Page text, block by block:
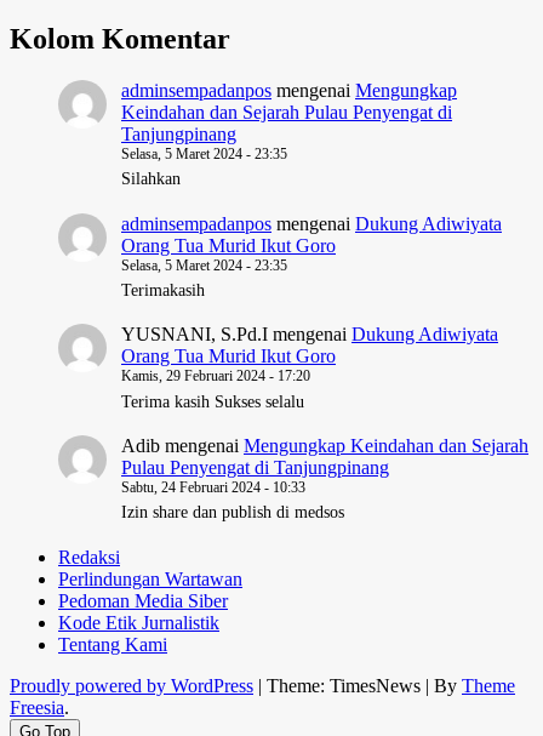
Kolom Komentar
adminsempadanpos mengenai Mengungkap
Keindahan dan Sejarah Pulau Penyengat di
Tanjungpinang
Selasa, 5 Maret 2024 - 23:35
Silahkan
adminsempadanpos mengenai Dukung Adiwiyata
Orang Tua Murid Ikut Goro
Selasa, 5 Maret 2024 - 23:35
Terimakasih
YUSNANI, S.Pd.I mengenai Dukung Adiwiyata
Orang Tua Murid Ikut Goro
Kamis, 29 Februari 2024 - 17:20
Terima kasih Sukses selalu
Adib mengenai Mengungkap Keindahan dan Sejarah
Pulau Penyengat di Tanjungpinang
Sabtu, 24 Februari 2024 - 10:33
Izin share dan publish di medsos
Redaksi
Perlindungan Wartawan
Pedoman Media Siber
Kode Etik Jurnalistik
Tentang Kami
Proudly powered by WordPress | Theme: TimesNews | By Theme
Freesia.
Go Top